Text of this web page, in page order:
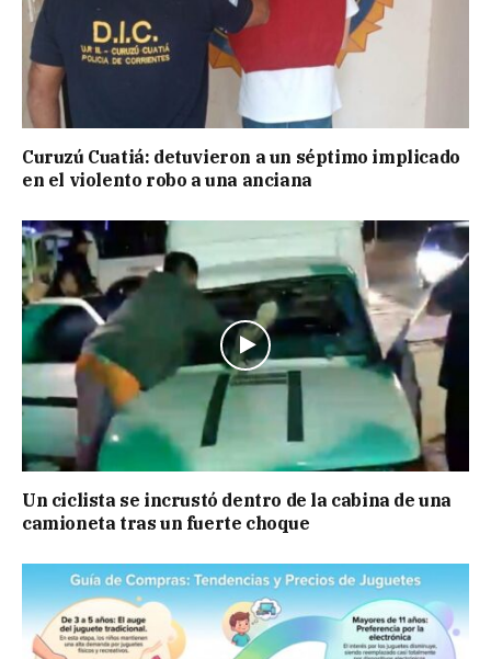
Curuzú Cuatiá: detuvieron a un séptimo implicado
en el violento robo a una anciana
Un ciclista se incrustó dentro de la cabina de una
camioneta tras un fuerte choque